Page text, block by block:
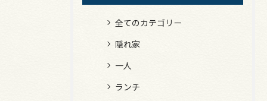
全てのカテゴリー
隠れ家
一人
ランチ